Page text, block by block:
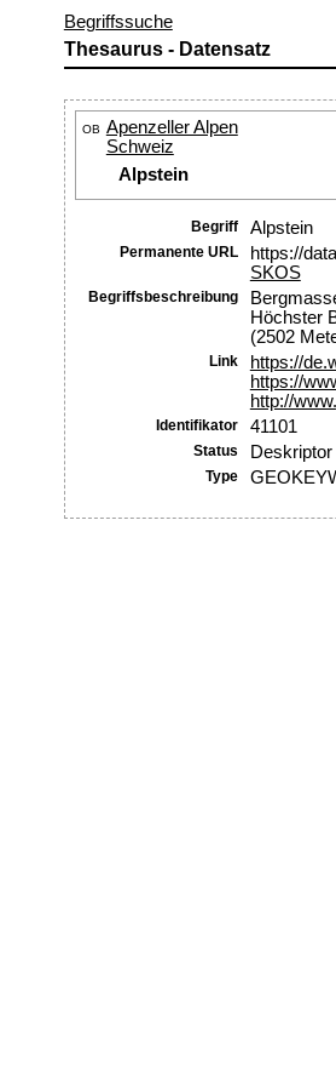
Begriffssuche
Thesaurus - Datensatz
OB Apenzeller Alpen
Schweiz
Alpstein
Begriff Alpstein
Permanente URL
https://
SKOS
Begriffsbeschreibung
Höchster
(2502
Link
https://
https://
http://
Identifikator 41101
Status Deskriptor
Type